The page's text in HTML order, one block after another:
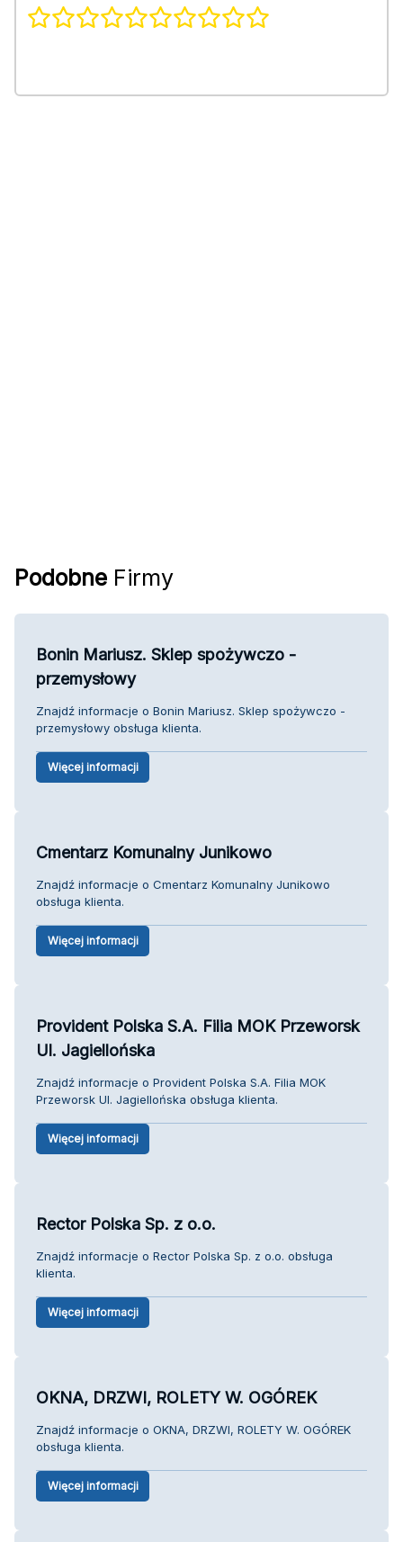
Podobne Firmy
Bonin Mariusz. Sklep spożywczo -
przemysłowy
Znajdź informacje o Bonin Mariusz. Sklep spożywczo -
przemysłowy obsługa klienta.
Więcej informacji
Cmentarz Komunalny Junikowo
Znajdź informacje o Cmentarz Komunalny Junikowo
obsługa klienta.
Więcej informacji
Provident Polska S.A. Filia MOK Przeworsk
Ul. Jagiellońska
Znajdź informacje o Provident Polska S.A. Filia MOK
Przeworsk Ul. Jagiellońska obsługa klienta.
Więcej informacji
Rector Polska Sp. z o.o.
Znajdź informacje o Rector Polska Sp. z o.o. obsługa
klienta.
Więcej informacji
OKNA, DRZWI, ROLETY W. OGÓREK
Znajdź informacje o OKNA, DRZWI, ROLETY W. OGÓREK
obsługa klienta.
Więcej informacji